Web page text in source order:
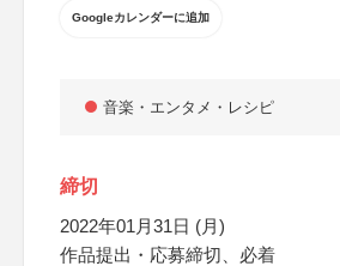
Googleカレンダーに追加
音楽・エンタメ・レシピ
締切
2022年01月31日 (月)
作品提出・応募締切、必着